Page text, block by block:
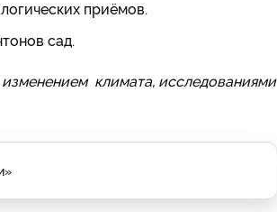
приёмов.
сад.
климата, исследованиями